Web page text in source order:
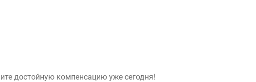
достойную компенсацию уже сегодня!